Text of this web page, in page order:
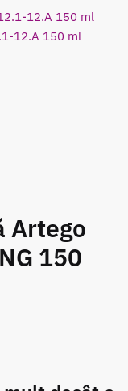
12.A 150 ml
Artego
150